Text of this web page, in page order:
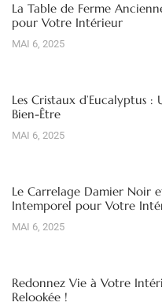
La Table de Ferme
pour Votre Intérieur
MAI 6, 2025
Les Cristaux d’Eucalyptus
Bien-Être
MAI 6, 2025
Le Carrelage Damier Noir
Intemporel pour Votre
MAI 6, 2025
Redonnez Vie à Votre
Relookée !